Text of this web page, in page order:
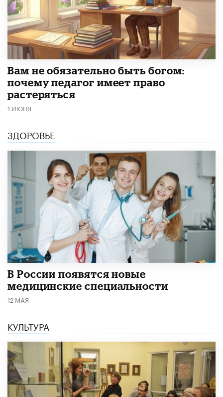
​Вам не обязательно быть богом:
почему педагог имеет право
растеряться
1 ИЮНЯ
ЗДОРОВЬЕ
В России появятся новые
медицинские специальности
12 МАЯ
КУЛЬТУРА